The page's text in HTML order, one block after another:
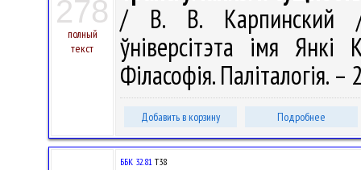
278
полный
текст
/ В. В. Карпинский //
ўніверсітэта імя Янкі
Філасофія.
Добавить в корзину Подробнее
ББК 32.81 Т38